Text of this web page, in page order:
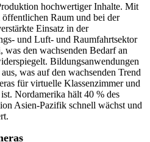
hochwertiger Inhalte. Mit
Raum und bei der
Einsatz in der
und Luft- und Raumfahrtsektor
den wachsenden Bedarf an
Bildungsanwendungen
was auf den wachsenden Trend
für virtuelle Klassenzimmer und
Nordamerika hält 40 % des
Asien-Pazifik schnell wächst und